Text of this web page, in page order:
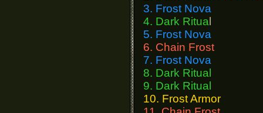
3. Frost Nova
4. Dark Ritual
5. Frost Nova
6. Chain Frost
7. Frost Nova
8. Dark Ritual
9. Dark Ritual
10. Frost Armor